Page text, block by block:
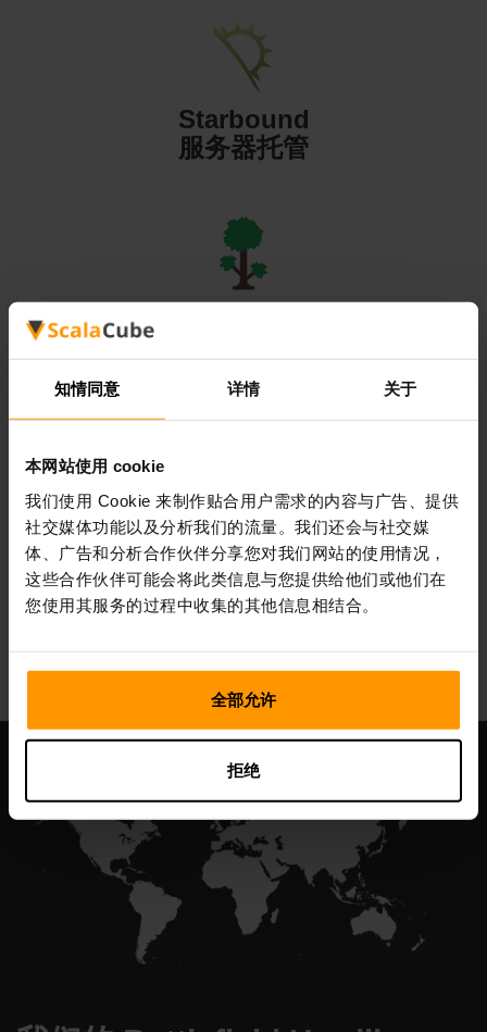
知情同意 详情 关于
本网站使用 cookie
我们使用 Cookie 来制作贴合用户需求的内容与广告、提供
社交媒体功能以及分析我们的流量。我们还会与社交媒
体、广告和分析合作伙伴分享您对我们网站的使用情况，
这些合作伙伴可能会将此类信息与您提供给他们或他们在
您使用其服务的过程中收集的其他信息相结合。
全部允许
拒绝
Starbound
服务器托管
Valheim
服务器托管